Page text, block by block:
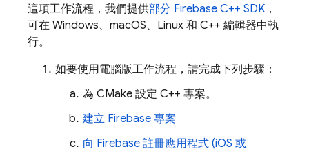
這項工作流程，我們提供部分 Firebase C++ SDK ，
可在 Windows、macOS、Linux 和 C++ 編輯器中執
行。
如要使用電腦版工作流程，請完成下列步驟：
為 CMake 設定 C++ 專案。
建立 Firebase 專案
向 Firebase 註冊應用程式 (iOS 或